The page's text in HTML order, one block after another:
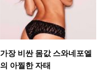
가장 비싼 몸값 스와네포엘
의 아찔한 자태